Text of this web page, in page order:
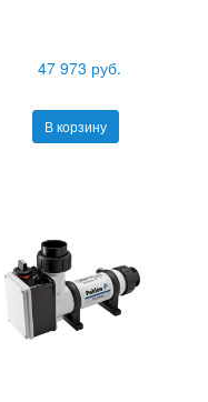
47 973 руб.
В корзину